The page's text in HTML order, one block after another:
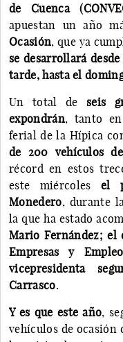
de Cuenca
apuestan un año
Ocasión, que ya
se desarrollará
tarde, hasta el
Un total de seis
expondrán, tanto
ferial de la Hípica
de 200 vehículos
récord en estos
este miércoles el
Monedero, durante
la que ha estado
Mario Fernández; el
Empresas y
vicepresidenta
Carrasco.
Y es que este año,
vehículos de ocasión